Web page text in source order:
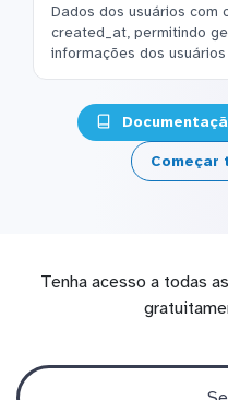
Dados dos usuários com
created_at, permitindo
informações dos
Tenha acesso a todas